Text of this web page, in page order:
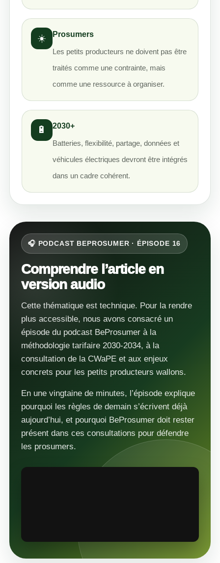
☀️ Prosumers
Les petits producteurs ne doivent pas être
traités comme une contrainte, mais
comme une ressource à organiser.
🔋 2030+
Batteries, flexibilité, partage, données et
véhicules électriques devront être intégrés
dans un cadre cohérent.
🎧 PODCAST BEPROSUMER · ÉPISODE 16
Comprendre l’article en
version audio
Cette thématique est technique. Pour la rendre
plus accessible, nous avons consacré un
épisode du podcast BeProsumer à la
méthodologie tarifaire 2030-2034, à la
consultation de la CWaPE et aux enjeux
concrets pour les petits producteurs wallons.
En une vingtaine de minutes, l’épisode explique
pourquoi les règles de demain s’écrivent déjà
aujourd’hui, et pourquoi BeProsumer doit rester
présent dans ces consultations pour défendre
les prosumers.